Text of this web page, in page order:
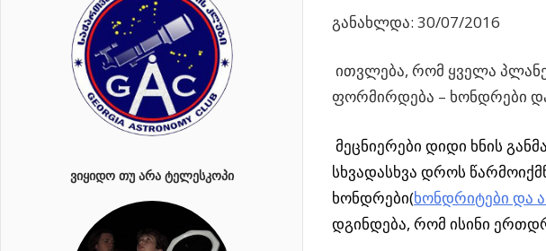
განახლდა: 30/07/2016
ითვლება, რომ ყველა
ფორმირდება – ხონდრები
მეცნიერები დიდი ხნის
სხვადასხვა დროს
ხონდრები(ხონდრიტები და
დგინდება, რომ ისინი
ᲕᲘᲧᲘᲓᲝ ᲗᲣ ᲐᲠᲐ ᲢᲔᲚᲔᲡᲙᲝᲞᲘ